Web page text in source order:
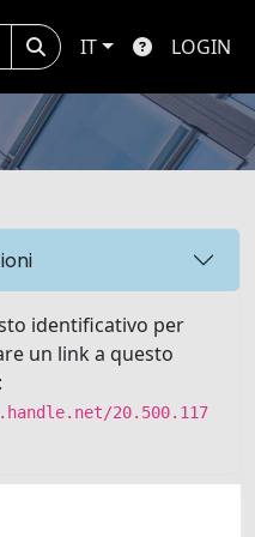
IT LOGIN
identificativo per
un link a questo
20.500.117